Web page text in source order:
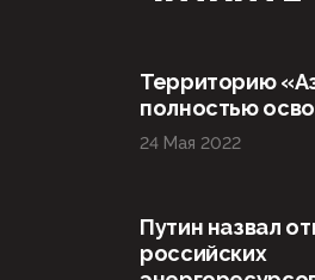
Территорию
полностью
24 Мая 2022
Путин назвал
российских